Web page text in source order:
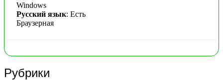
Windows
Русский язык: Есть
Браузерная
Рубрики